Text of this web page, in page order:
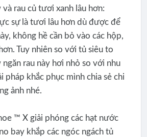
và rau củ tươi xanh lâu hơn:
sự là tươi lâu hơn dù được để
không hề cần bỏ vào các hộp,
Tuy nhiên so với tủ siêu to
rau này hơi nhỏ so với nhu
pháp khắc phục mình chia sẻ chi
ảnh nhé.
™ X giải phóng các hạt nước
bay khắp các ngóc ngách tủ